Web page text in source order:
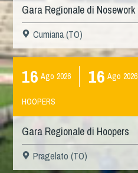
Gara Regionale di Nosework
Cumiana (TO)
16 Ago 2026 16 Ago 2026
HOOPERS
Gara Regionale di Hoopers
Pragelato (TO)